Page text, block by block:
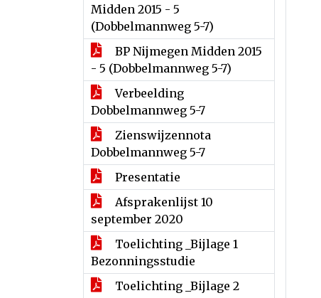
Midden 2015 - 5
(Dobbelmannweg 5-7)
BP Nijmegen Midden 2015
- 5 (Dobbelmannweg 5-7)
Verbeelding
Dobbelmannweg 5-7
Zienswijzennota
Dobbelmannweg 5-7
Presentatie
Afsprakenlijst 10
september 2020
Toelichting _Bijlage 1
Bezonningsstudie
Toelichting _Bijlage 2